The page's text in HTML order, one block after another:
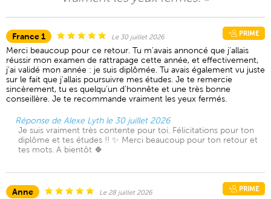
France 1 Le 30 juillet 2026 PRIME
Merci beaucoup pour ce retour. Tu m'avais annoncé que j'allais
réussir mon examen de rattrapage cette année, et effectivement,
j'ai validé mon année : je suis diplômée. Tu avais également vu juste
sur le fait que j'allais poursuivre mes études. Je te remercie
sincèrement, tu es quelqu'un d'honnête et une très bonne
conseillère. Je te recommande vraiment les yeux fermés.
Réponse de Alexe Lyth le 30 juillet 2026
Je suis vraiment très contente pour toi. Félicitations pour ton
diplôme et tes études !! ✨ Merci beaucoup pour ton retour et
tes mots. A bientôt 🍀
Anne Le 28 juillet 2026 PRIME